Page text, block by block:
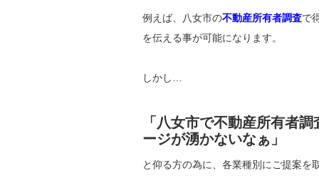
例えば、八女市の不動産所有者調査で
を伝える事が可能になります。
しかし…
「八女市で不動産所有者
ージが湧かないなぁ」
と仰る方の為に、各業種別にご提案を